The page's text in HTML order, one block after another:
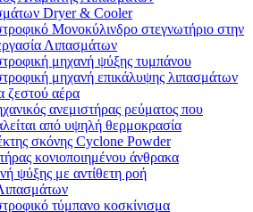
Dryer & Cooler
Μονοκύλινδρο στεγνωτήριο στην
Λιπασμάτων
μηχανή ψύξης τυμπάνου
μηχανή επικάλυψης λιπασμάτων
ζεστού αέρα
ανεμιστήρας ρεύματος που
από υψηλή θερμοκρασία
σκόνης Cyclone Powder
κονιοποιημένου άνθρακα
ψύξης με αντίθετη ροή
τύμπανο κοσκίνισμα